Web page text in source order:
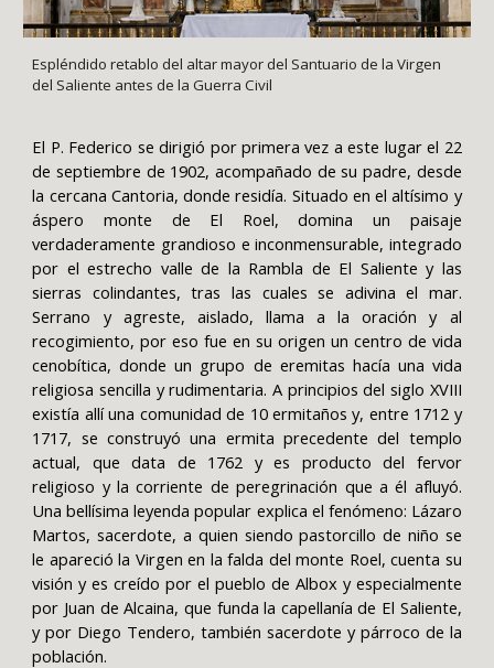
Espléndido retablo del altar mayor del Santuario de la Virgen
del Saliente antes de la Guerra Civil
El P. Federico se dirigió por primera vez a este lugar el 22
de septiembre de 1902, acompañado de su padre, desde
la cercana Cantoria, donde residía. Situado en el altísimo y
áspero monte de El Roel, domina un paisaje
verdaderamente grandioso e inconmensurable, integrado
por el estrecho valle de la Rambla de El Saliente y las
sierras colindantes, tras las cuales se adivina el mar.
Serrano y agreste, aislado, llama a la oración y al
recogimiento, por eso fue en su origen un centro de vida
cenobítica, donde un grupo de eremitas hacía una vida
religiosa sencilla y rudimentaria. A principios del siglo XVIII
existía allí una comunidad de 10 ermitaños y, entre 1712 y
1717, se construyó una ermita precedente del templo
actual, que data de 1762 y es producto del fervor
religioso y la corriente de peregrinación que a él afluyó.
Una bellísima leyenda popular explica el fenómeno: Lázaro
Martos, sacerdote, a quien siendo pastorcillo de niño se
le apareció la Virgen en la falda del monte Roel, cuenta su
visión y es creído por el pueblo de Albox y especialmente
por Juan de Alcaina, que funda la capellanía de El Saliente,
y por Diego Tendero, también sacerdote y párroco de la
población.